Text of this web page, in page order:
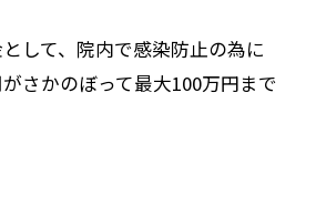
して、院内で感染防止の為に
さかのぼって最大100万円まで